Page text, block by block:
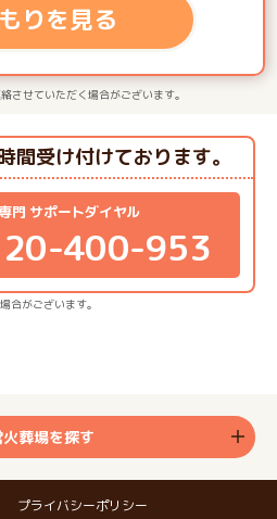
りを見る
させていただく場合がございます。
門 サポートダイヤル
400-953
間受け付けております。
合がございます。
葬場を探す
プライバシーポリシー